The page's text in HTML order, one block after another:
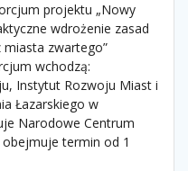
projektu „Nowy
wdrożenie zasad
zwartego”
wchodzą:
Instytut Rozwoju Miast i
Łazarskiego w
Narodowe Centrum
termin od 1